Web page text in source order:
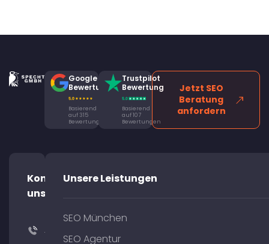
Google
Bewertung
Basierend
auf 315
Bewertungen
Trustpilot
Bewertung
Basierend
auf 107
Bewertungen
Jetzt SEO
Beratung
anfordern
Kontaktiere
uns!
+49
Unsere Leistungen
SEO München
SEO Agentur